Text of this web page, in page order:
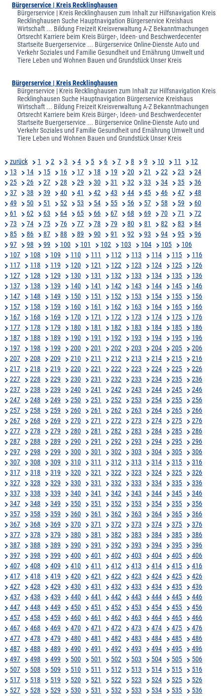
Bürgerservice | Kreis Recklinghausen
Bürgerservice | Kreis Recklinghausen zum Inhalt zur Hilfsnavigation Kreis
Recklinghausen Suche Hauptnavigation Bürgerservice Kreishaus
Wirtschaft ... Bildung Freizeit Kreisverwaltung A-Z Bekanntmachungen
Ortsrecht Karriere beim Kreis Bürger-, Ideen- und Beschwerdecenter
Startseite Buergerservice ... Bürgerservice Online-Dienste Auto und
Verkehr Soziales und Familie Gesundheit und Ernährung Umwelt und
Tiere Leben und Wohnen Bauen und Grundstück Unser Kreis
Bürgerservice | Kreis Recklinghausen
Bürgerservice | Kreis Recklinghausen zum Inhalt zur Hilfsnavigation Kreis
Recklinghausen Suche Hauptnavigation Bürgerservice Kreishaus
Wirtschaft ... Bildung Freizeit Kreisverwaltung A-Z Bekanntmachungen
Ortsrecht Karriere beim Kreis Bürger-, Ideen- und Beschwerdecenter
Startseite Buergerservice ... Bürgerservice Online-Dienste Auto und
Verkehr Soziales und Familie Gesundheit und Ernährung Umwelt und
Tiere Leben und Wohnen Bauen und Grundstück Unser Kreis
zurück 1 2 3 4 5 6 7 8 9 10 11
12
13
14 15 16 17 18 19 20 21 22 23
24
25
26 27 28 29 30 31 32 33 34 35
36
37
38 39 40 41 42 43 44 45 46 47
48
49
50 51 52 53 54 55 56 57 58 59
60
61
62 63 64 65 66 67 68 69 70 71
72
73
74 75 76 77 78 79 80 81 82 83
84
85
86 87 88 89 90 91 92 93 94 95
96
97
98 99 100 101 102 103 104 105
106
107
108 109 110 111 112 113 114 115
116
117
118 119 120 121 122 123 124 125
126
127
128 129 130 131 132 133 134 135
136
137
138 139 140 141 142 143 144 145
146
147
148 149 150 151 152 153 154 155
156
157
158 159 160 161 162 163 164 165
166
167
168 169 170 171 172 173 174 175
176
177
178 179 180 181 182 183 184 185
186
187
188 189 190 191 192 193 194 195
196
197
198 199 200 201 202 203 204 205
206
207
208 209 210 211 212 213 214 215
216
217
218 219 220 221 222 223 224 225
226
227
228 229 230 231 232 233 234 235
236
237
238 239 240 241 242 243 244 245
246
247
248 249 250 251 252 253 254 255
256
257
258 259 260 261 262 263 264 265
266
267
268 269 270 271 272 273 274 275
276
277
278 279 280 281 282 283 284 285
286
287
288 289 290 291 292 293 294 295
296
297
298 299 300 301 302 303 304 305
306
307
308 309 310 311 312 313 314 315
316
317
318 319 320 321 322 323 324 325
326
327
328 329 330 331 332 333 334 335
336
337
338 339 340 341 342 343 344 345
346
347
348 349 350 351 352 353 354 355
356
357
358 359 360 361 362 363 364 365
366
367
368 369 370 371 372 373 374 375
376
377
378 379 380 381 382 383 384 385
386
387
388 389 390 391 392 393 394 395
396
397
398 399 400 401 402 403 404 405
406
407
408 409 410 411 412 413 414 415
416
417
418 419 420 421 422 423 424 425
426
427
428 429 430 431 432 433 434 435
436
437
438 439 440 441 442 443 444 445
446
447
448 449 450 451 452 453 454 455
456
457
458 459 460 461 462 463 464 465
466
467
468 469 470 471 472 473 474 475
476
477
478 479 480 481 482 483 484 485
486
487
488 489 490 491 492 493 494 495
496
497
498 499 500 501 502 503 504 505
506
507
508 509 510 511 512 513 514 515
516
517
518 519 520 521 522 523 524 525
526
527
528 529 530 531 532 533 534 535 536